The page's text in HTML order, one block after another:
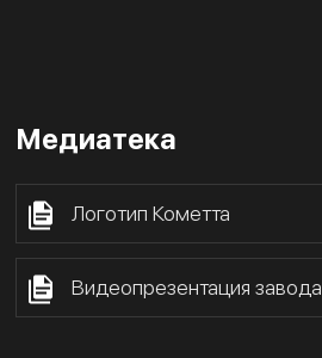
Медиатека
Логотип Кометта
Видеопрезентация завода